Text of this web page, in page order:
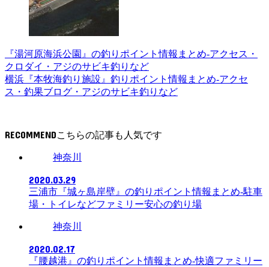
『湯河原海浜公園』の釣りポイント情報まとめ-アクセス・
クロダイ・アジのサビキ釣りなど
横浜『本牧海釣り施設』釣りポイント情報まとめ-アクセ
ス・釣果ブログ・アジのサビキ釣りなど
RECOMMEND
神奈川
2020.03.29
三浦市『城ヶ島岸壁』の釣りポイント情報まとめ-駐車
場・トイレなどファミリー安心の釣り場
神奈川
2020.02.17
『腰越港』の釣りポイント情報まとめ-快適ファミリー